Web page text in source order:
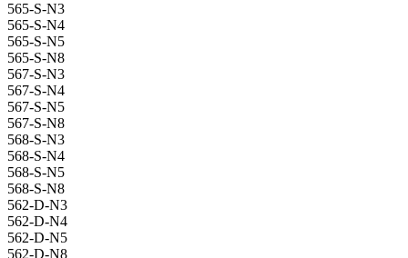
565-S-N3
565-S-N4
565-S-N5
565-S-N8
567-S-N3
567-S-N4
567-S-N5
567-S-N8
568-S-N3
568-S-N4
568-S-N5
568-S-N8
562-D-N3
562-D-N4
562-D-N5
562-D-N8